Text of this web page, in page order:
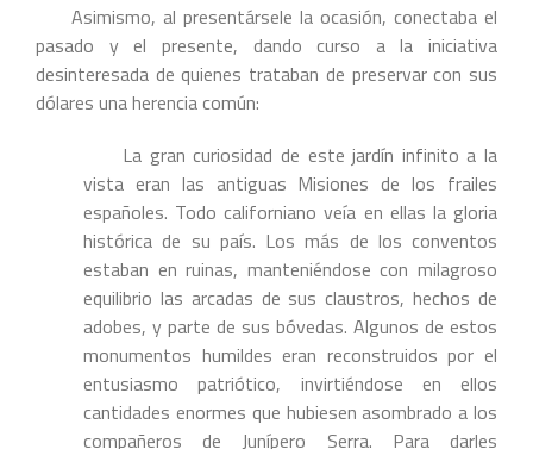
Asimismo, al presentársele la ocasión, conectaba el
pasado y el presente, dando curso a la iniciativa
desinteresada de quienes trataban de preservar con sus
dólares una herencia común:
La gran curiosidad de este jardín infinito a la
vista eran las antiguas Misiones de los frailes
españoles. Todo californiano veía en ellas la gloria
histórica de su país. Los más de los conventos
estaban en ruinas, manteniéndose con milagroso
equilibrio las arcadas de sus claustros, hechos de
adobes, y parte de sus bóvedas. Algunos de estos
monumentos humildes eran reconstruidos por el
entusiasmo patriótico, invirtiéndose en ellos
cantidades enormes que hubiesen asombrado a los
compañeros de Junípero Serra. Para darles